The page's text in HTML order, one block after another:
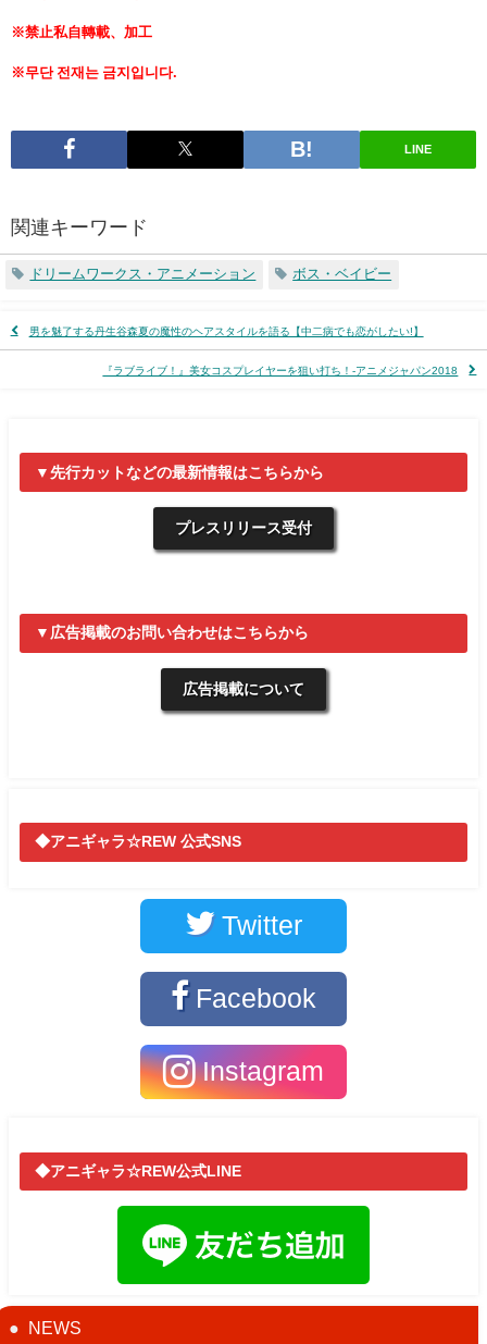
※禁止私自轉載、加工
※무단 전재는 금지입니다.
LINE
関連キーワード
ドリームワークス・アニメーション ボス・ベイビー
男を魅了する丹生谷森夏の魔性のヘアスタイルを語る【中二病でも恋がしたい!】
『ラブライブ！』美女コスプレイヤーを狙い打ち！-アニメジャパン2018
▼先行カットなどの最新情報はこちらから
プレスリリース受付
▼広告掲載のお問い合わせはこちらから
広告掲載について
◆アニギャラ☆REW 公式SNS
Twitter
Facebook
Instagram
◆アニギャラ☆REW公式LINE
NEWS